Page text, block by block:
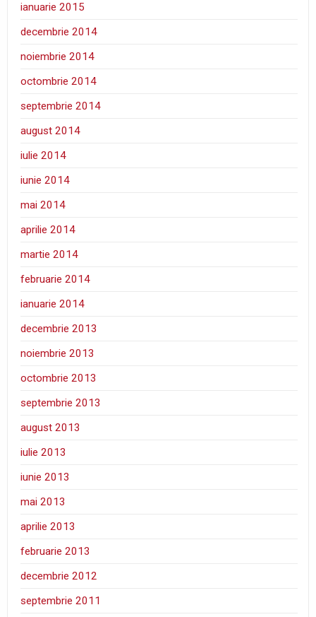
ianuarie 2015
decembrie 2014
noiembrie 2014
octombrie 2014
septembrie 2014
august 2014
iulie 2014
iunie 2014
mai 2014
aprilie 2014
martie 2014
februarie 2014
ianuarie 2014
decembrie 2013
noiembrie 2013
octombrie 2013
septembrie 2013
august 2013
iulie 2013
iunie 2013
mai 2013
aprilie 2013
februarie 2013
decembrie 2012
septembrie 2011